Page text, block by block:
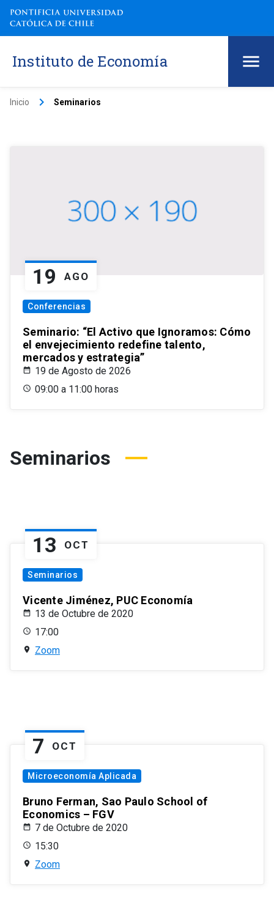
Instituto de Economía
Inicio keyboard_arrow_right Seminarios
19 AGO
Conferencias
Seminario: “El Activo que Ignoramos: Cómo
el envejecimiento redefine talento,
mercados y estrategia”
19 de Agosto de 2026
09:00 a 11:00 horas
Seminarios
13 OCT
Seminarios
Vicente Jiménez, PUC Economía
13 de Octubre de 2020
17:00
Zoom
7 OCT
Microeconomía Aplicada
Bruno Ferman, Sao Paulo School of
Economics – FGV
7 de Octubre de 2020
15:30
Zoom